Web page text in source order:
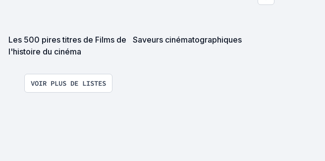
Les 500 pires titres de Films de
l'histoire du cinéma
Saveurs cinématographiques
VOIR PLUS DE LISTES